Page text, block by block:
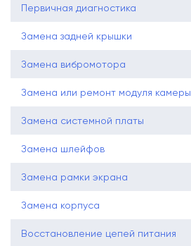
Первичная диагностика
Замена задней крышки
Замена вибромотора
Замена или ремонт модуля камеры
Замена системной платы
Замена шлейфов
Замена рамки экрана
Замена корпуса
Восстановление цепей питания